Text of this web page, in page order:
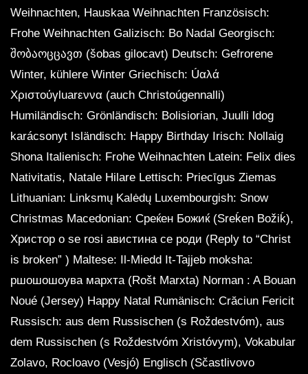
Weihnachten, Hauskaa Weihnachten Französisch:
Frohe Weihnachten Galizisch: Bo Nadal Georgisch:
შობაოცცავთ (šobas gilocavt) Deutsch: Gefrorene
Winter, kühlere Winter Griechisch: Úαλά
Χριστούγluarεννα (auch Christoúgennalli)
Humiländisch: Grönländisch: Bolisiorian, Juulli ldog
karácsonyt Isländisch: Happy Birthday Irisch: Nollaig
Shona Italienisch: Frohe Weihnachten Latein: Felix dies
Nativitatis, Natale Hilare Lettisch: Priecīgus Ziemas
Lithuanian: Linksmų Kalėdų Luxembourgish: Snow
Christmas Macedonian: Среќен Божиќ (Sreḱen Božiḱ),
Христор о se rosi авистина се роди (Reply to “Christ
is broken” ) Maltese: Il-Miedd It-Tajjeb moksha:
ршошошоува мархта (Rošt Marxta) Norman : A Bouan
Noué (Jersey) Happy Natal Rumänisch: Crăciun Fericit
Russisch: aus dem Russischen (s Roždestvóm), aus
dem Russischen (s Roždestvóm Xristóvym), Vokabular
Zolavo, Roсloavo (Vesjó) Englisch (Sčastlivovo